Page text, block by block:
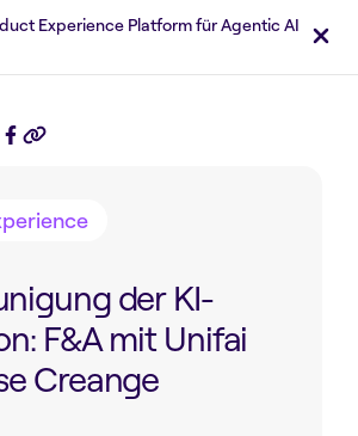
Experience Platform für Agentic AI
der KI-
F&A mit Unifai
Creange